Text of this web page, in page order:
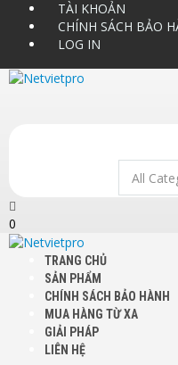
TÀI KHOẢN
CHÍNH SÁCH BẢO
LOG IN
0
TRANG CHỦ
SẢN PHẨM
CHÍNH SÁCH BẢO HÀNH
MUA HÀNG TỪ XA
GIẢI PHÁP
LIÊN HỆ